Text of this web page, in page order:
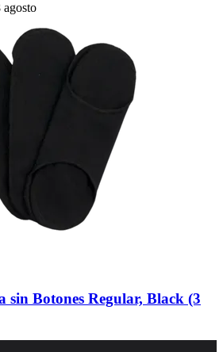
agosto
sin Botones Regular, Black (3